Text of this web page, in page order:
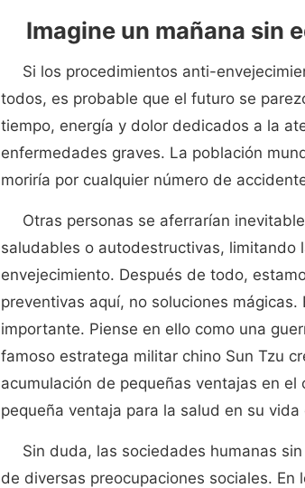
Imagine un mañana sin
Si los procedimientos anti-
todos, es probable que el futuro se
tiempo, energía y dolor dedicados a la
enfermedades graves. La población
moriría por cualquier número de
Otras personas se aferrarían
saludables o autodestructivas,
envejecimiento. Después de todo,
preventivas aquí, no soluciones
importante. Piense en ello como una
famoso estratega militar chino Sun Tzu
acumulación de pequeñas ventajas en
pequeña ventaja para la salud en su
Sin duda, las sociedades humanas
de diversas preocupaciones sociales. En